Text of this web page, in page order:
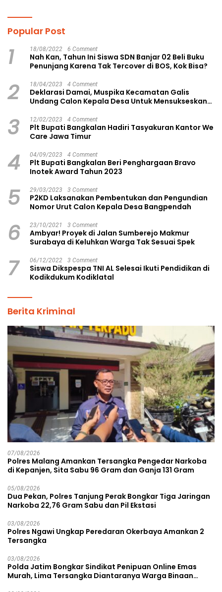
Popular Post
1 18/08/2022 6 Comment
Nah Kan, Tahun Ini Siswa SDN Banjar 02 Beli Buku
Penunjang Karena Tak Tercover di BOS, Kok Bisa?
2 18/04/2023 4 Comment
Deklarasi Damai, Muspika Kecamatan Galis
Undang Calon Kepala Desa Untuk Mensukseskan
3 12/02/2023 4 Comment
Plt Bupati Bangkalan Hadiri Tasyakuran Kantor We
Care Jawa Timur
4 04/09/2023 4 Comment
Plt Bupati Bangkalan Beri Penghargaan Bravo
Inotek Award Tahun 2023
5 29/03/2023 3 Comment
P2KD Laksanakan Pembentukan dan Pengundian
Nomor Urut Calon Kepala Desa Bangpendah
6 23/10/2021 3 Comment
Ambyar! Proyek di Jalan Sumberejo Makmur
Surabaya di Keluhkan Warga Tak Sesuai Spek
7 06/12/2022 3 Comment
Siswa Dikspespa TNI AL Selesai Ikuti Pendidikan di
Kodikdukum Kodiklatal
Berita Kriminal
07/08/2026
Polres Malang Amankan Tersangka Pengedar Narkoba
di Kepanjen, Sita Sabu 96 Gram dan Ganja 131 Gram
05/08/2026
Dua Pekan, Polres Tanjung Perak Bongkar Tiga Jaringan
Narkoba 22,76 Gram Sabu dan Pil Ekstasi
03/08/2026
Polres Ngawi Ungkap Peredaran Okerbaya Amankan 2
Tersangka
03/08/2026
Polda Jatim Bongkar Sindikat Penipuan Online Emas
Murah, Lima Tersangka Diantaranya Warga Binaan